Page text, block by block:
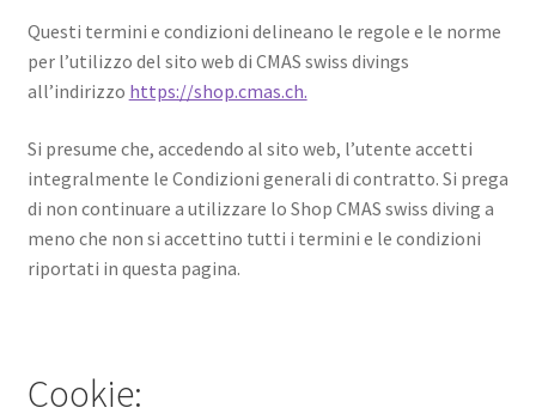
Informativa sulla privacy
Negozio
Politica di rimborso e restituzione
Contatto
Impronta
Questi termini e condizioni delineano le regole e le norme
per l’utilizzo del sito web di CMAS swiss divings
all’indirizzo https://shop.cmas.ch.
Si presume che, accedendo al sito web, l’utente accetti
integralmente le Condizioni generali di contratto. Si prega
di non continuare a utilizzare lo Shop CMAS swiss diving a
meno che non si accettino tutti i termini e le condizioni
riportati in questa pagina.
Cookie: